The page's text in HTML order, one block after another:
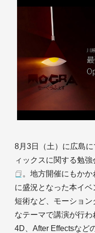
8月3日（土）に広島
ィックスに関する勉強
。地方開催にもか
に盛況となった本イ
短術など、モーショ
なテーマで講演が行
4D、After Effectsなど